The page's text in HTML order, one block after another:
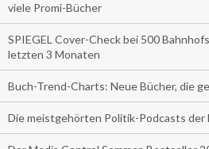
viele Promi-Bücher
SPIEGEL Cover-Check bei 500
letzten 3 Monaten
Buch-Trend-Charts: Neue Bücher, die
Die meistgehörten Politik-Podcasts der